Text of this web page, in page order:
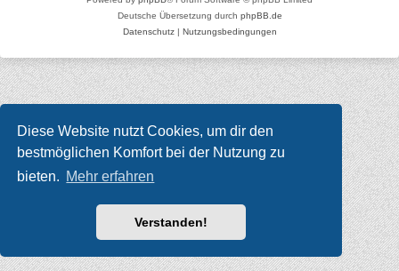
Diese Website nutzt Cookies, um dir den
bestmöglichen Komfort bei der Nutzung zu
bieten. Mehr erfahren
Verstanden!
Deutsche Übersetzung durch phpBB.de
Datenschutz| Nutzungsbedingungen